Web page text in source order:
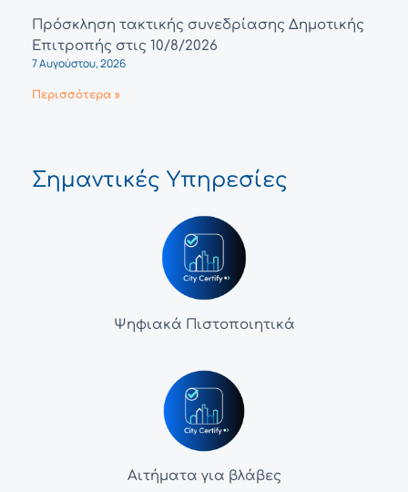
Πρόσκληση τακτικής συνεδρίασης Δημοτικής
Επιτροπής στις 10/8/2026
7 Αυγούστου, 2026
Περισσότερα »
Σημαντικές Υπηρεσίες
Ψηφιακά Πιστοποιητικά
Αιτήματα για βλάβες